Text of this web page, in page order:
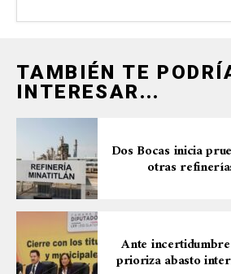
TAMBIÉN TE
INTERESAR...
Dos Bocas inicia
otras
Ante
prioriza abasto